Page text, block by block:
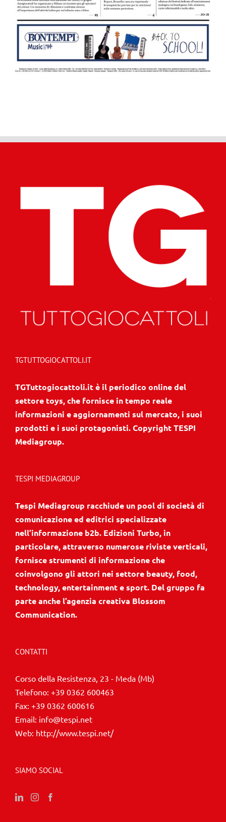
TGTUTTOGIOCATTOLI.IT
TGTuttogiocattoli.it è il periodico online del
settore toys, che fornisce in tempo reale
informazioni e aggiornamenti sul mercato, i suoi
prodotti e i suoi protagonisti. Copyright TESPI
Mediagroup.
TESPI MEDIAGROUP
Tespi Mediagroup racchiude un pool di società di
comunicazione ed editrici specializzate
nell’informazione b2b. Edizioni Turbo, in
particolare, attraverso numerose riviste verticali,
fornisce strumenti di informazione che
coinvolgono gli attori nei settore beauty, food,
technology, entertainment e sport. Del gruppo fa
parte anche l’agenzia creativa Blossom
Communication.
CONTATTI
Corso della Resistenza, 23 - Meda (Mb)
Telefono: +39 0362 600463
Fax: +39 0362 600616
Email: info@tespi.net
Web: http://www.tespi.net/
SIAMO SOCIAL